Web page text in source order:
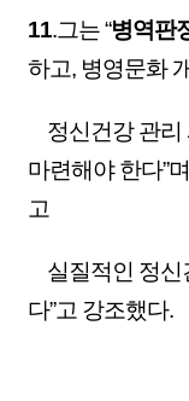
11.그는 “병역판
하고, 병영문화
정신건강 관리
마련해야 한다”
고
실질적인 정신
다”고 강조했다.